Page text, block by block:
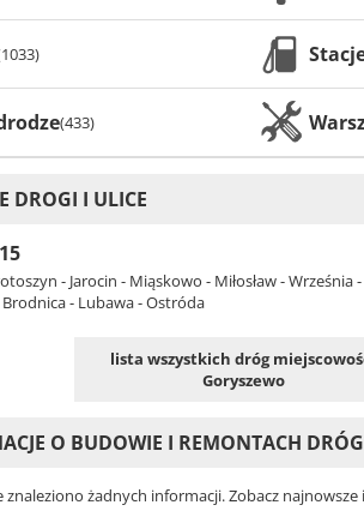
(433)
DROGI I ULICE
- Jarocin - Miąskowo - Miłosław -
- Lubawa - Ostróda
lista wszystkich dróg
Goryszewo
O BUDOWIE I REMONTACH DRÓG
znaleziono żadnych informacji. Zobacz